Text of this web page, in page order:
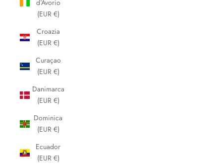
d’Avorio
(EUR €)
Croazia
(EUR €)
Curaçao
(EUR €)
Danimarca
(EUR €)
Dominica
(EUR €)
Ecuador
(EUR €)